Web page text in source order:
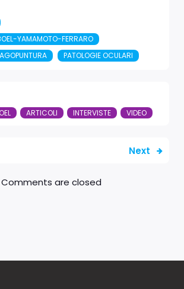
YAMAMOTO-FERRARO
PATOLOGIE OCULARI
ARTICOLI INTERVISTE VIDEO
Next
Comments are closed